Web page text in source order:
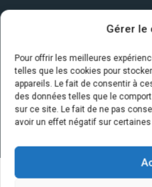
Gérer le
Pour offrir les meilleures
telles que les cookies pour
appareils. Le fait de consentir à
des données telles que le
sur ce site. Le fait de ne pas
avoir un effet négatif sur